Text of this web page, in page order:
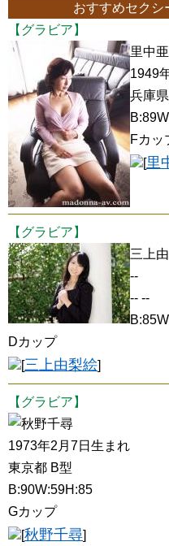
おすすめセクシ
【グラビア】
里中
1949
兵庫
Fカッ
[里
【グラビア】
三上
--
-- --
Dカップ
[三上由梨絵]
【グラビア】
秋野千尋
1973年2月7日生まれ
東京都 B型
B:90W:59H:85
Gカップ
[秋野千尋]